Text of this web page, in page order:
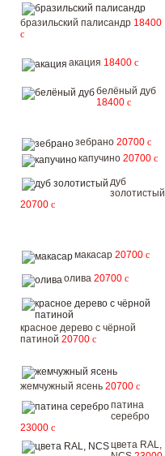
бразильский палисандр 18400
c
акация 18400 c
белёный дуб
18400 c
зебрано 20700 c
капучино 20700 c
дуб
золотистый
20700 c
макасар 20700 c
олива 20700 c
красное дерево с чёрной
патиной 20700 c
жемчужный ясень 20700 c
патина
серебро
23000 c
цвета RAL,